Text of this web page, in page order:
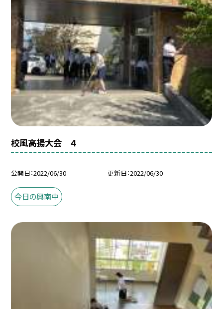
校風高揚大会 ４
公開日 2022/06/30 更新日 2022/06/30
今日の興南中